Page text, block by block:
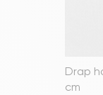
Drap
cm